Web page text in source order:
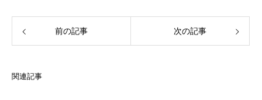
前の記事 次の記事
関連記事